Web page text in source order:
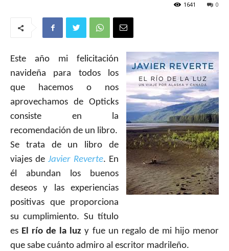
0
1641
Este año mi felicitación
navideña para todos los
que hacemos o nos
aprovechamos de Opticks
consiste en la
recomendación de un libro.
Se trata de un libro de
viajes de Javier Reverte. En
él abundan los buenos
deseos y las experiencias
positivas que proporciona
su cumplimiento. Su título
es El río de la luz y fue un regalo de mi hijo menor
que sabe cuánto admiro al escritor madrileño.